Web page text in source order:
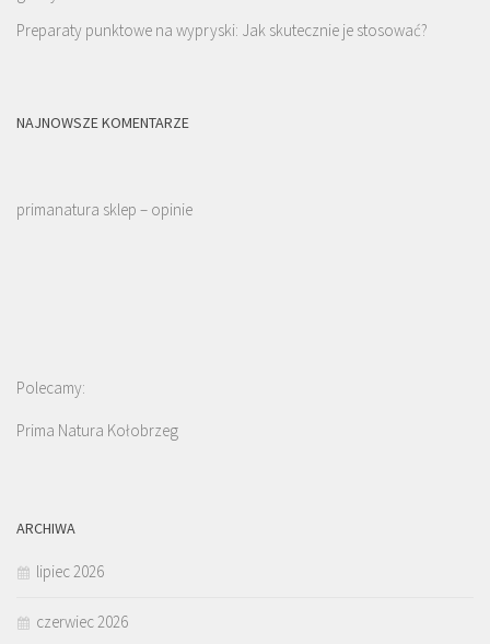
Preparaty punktowe na wypryski: Jak skutecznie je stosować?
NAJNOWSZE KOMENTARZE
primanatura sklep – opinie
Polecamy:
Prima Natura Kołobrzeg
ARCHIWA
lipiec 2026
czerwiec 2026